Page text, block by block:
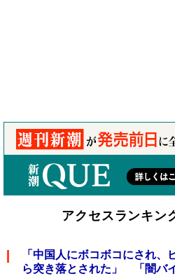
アクセスランキン
「中国人にボコボコにされ、
ら突き落とされた」 「闇バ